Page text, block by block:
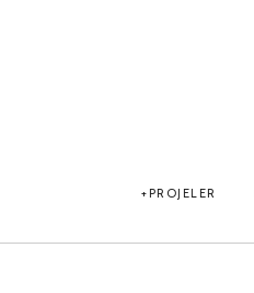
PROJELER